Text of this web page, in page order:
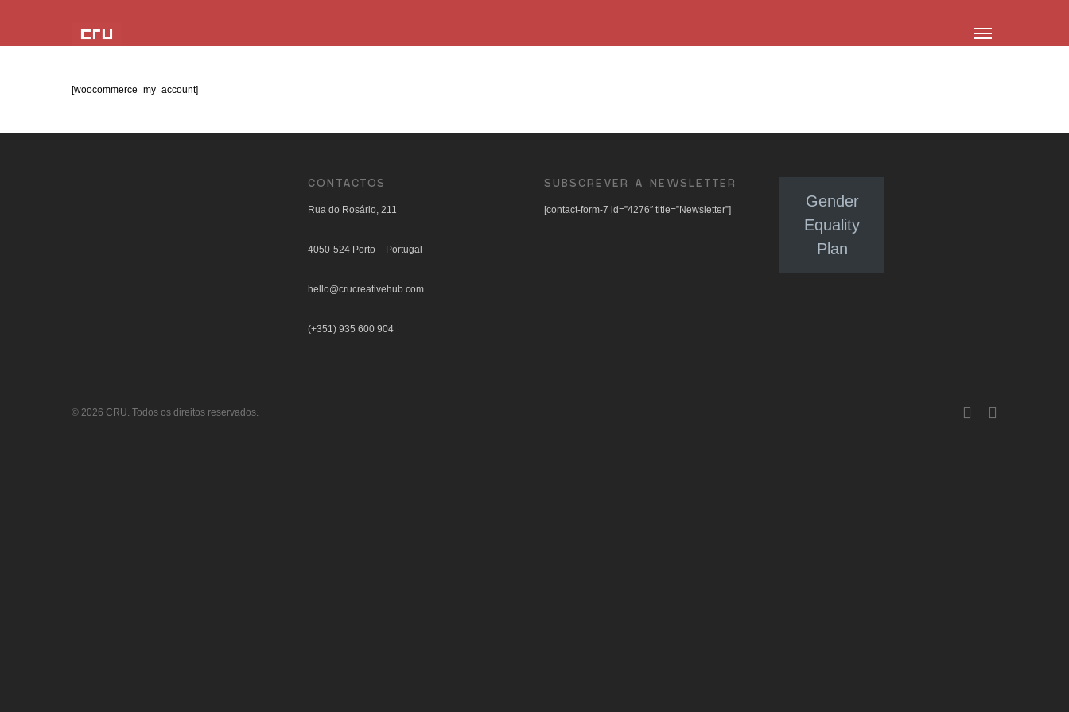
[woocommerce_my_account]
CONTACTOS
Rua do Rosário, 211
4050-524 Porto – Portugal
hello@crucreativehub.com
(+351) 935 600 904
SUBSCREVER A NEWSLETTER
[contact-form-7 id=”4276″ title=”Newsletter”]
Gender
Equality
Plan
© 2026 CRU. Todos os direitos reservados.